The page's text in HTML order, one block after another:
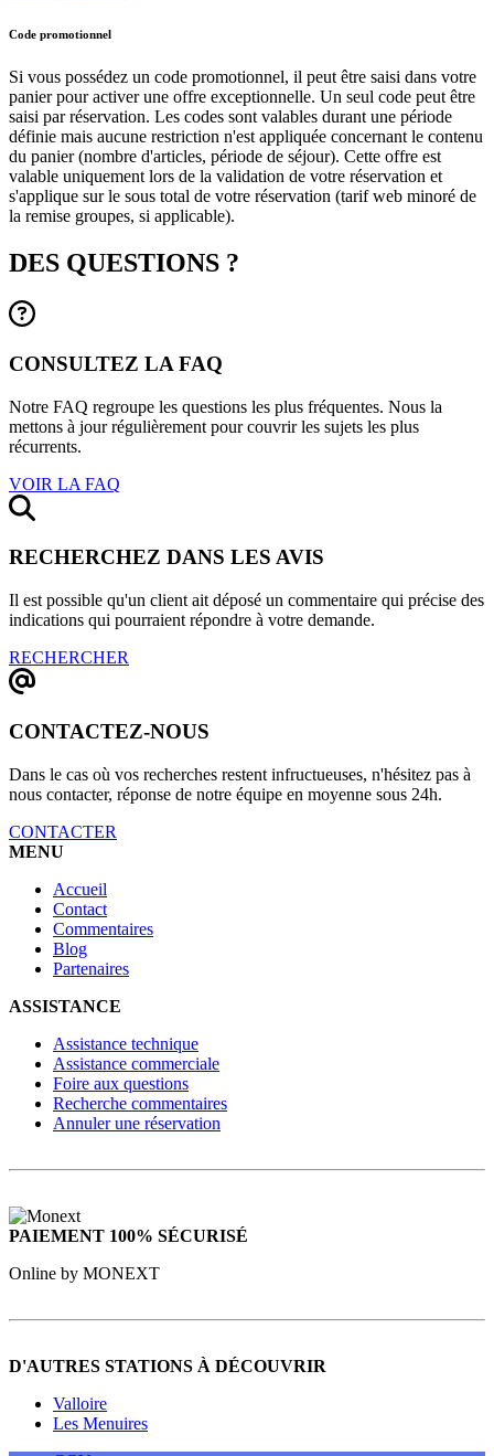
Code promotionnel
Si vous possédez un code promotionnel, il peut être saisi dans votre
panier pour activer une offre exceptionnelle. Un seul code peut être
saisi par réservation. Les codes sont valables durant une période
définie mais aucune restriction n'est appliquée concernant le contenu
du panier (nombre d'articles, période de séjour). Cette offre est
valable uniquement lors de la validation de votre réservation et
s'applique sur le sous total de votre réservation (tarif web minoré de
la remise groupes, si applicable).
DES QUESTIONS ?
CONSULTEZ LA FAQ
Notre FAQ regroupe les questions les plus fréquentes. Nous la
mettons à jour régulièrement pour couvrir les sujets les plus
récurrents.
VOIR LA FAQ
RECHERCHEZ DANS LES AVIS
Il est possible qu'un client ait déposé un commentaire qui précise des
indications qui pourraient répondre à votre demande.
RECHERCHER
CONTACTEZ-NOUS
Dans le cas où vos recherches restent infructueuses, n'hésitez pas à
nous contacter, réponse de notre équipe en moyenne sous 24h.
CONTACTER
MENU
Accueil
Contact
Commentaires
Blog
Partenaires
ASSISTANCE
Assistance technique
Assistance commerciale
Foire aux questions
Recherche commentaires
Annuler une réservation
PAIEMENT 100% SÉCURISÉ
Online by MONEXT
D'AUTRES STATIONS À DÉCOUVRIR
Valloire
Les Menuires